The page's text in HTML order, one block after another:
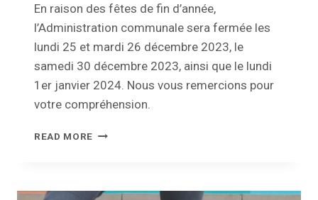
En raison des fêtes de fin d’année,
l’Administration communale sera fermée les
lundi 25 et mardi 26 décembre 2023, le
samedi 30 décembre 2023, ainsi que le lundi
1er janvier 2024. Nous vous remercions pour
votre compréhension.
READ MORE FERMETURE
FIN